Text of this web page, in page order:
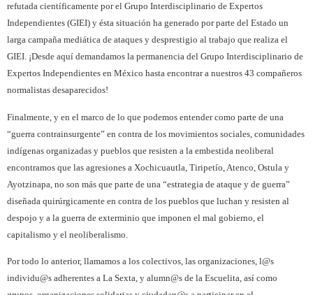
refutada científicamente por el Grupo Interdisciplinario de Expertos
Independientes (GIEI) y ésta situación ha generado por parte del Estado un
larga campaña mediática de ataques y desprestigio al trabajo que realiza el
GIEI. ¡Desde aquí demandamos la permanencia del Grupo Interdisciplinario de
Expertos Independientes en México hasta encontrar a nuestros 43 compañeros
normalistas desaparecidos!
Finalmente, y en el marco de lo que podemos entender como parte de una
“guerra contrainsurgente” en contra de los movimientos sociales, comunidades
indígenas organizadas y pueblos que resisten a la embestida neoliberal
encontramos que las agresiones a Xochicuautla, Tiripetío, Atenco, Ostula y
Ayotzinapa, no son más que parte de una “estrategia de ataque y de guerra”
diseñada quirúrgicamente en contra de los pueblos que luchan y resisten al
despojo y a la guerra de exterminio que imponen el mal gobierno, el
capitalismo y el neoliberalismo.
Por todo lo anterior, llamamos a los colectivos, las organizaciones, l@s
individu@s adherentes a La Sexta, y alumn@s de la Escuelita, así como